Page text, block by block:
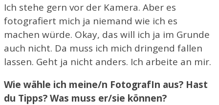
Ich stehe gern vor der Kamera. Aber es
fotografiert mich ja niemand wie ich es
machen würde. Okay, das will ich ja im Grunde
auch nicht. Da muss ich mich dringend fallen
lassen. Geht ja nicht anders. Ich arbeite an mir.
Wie wähle ich meine/n FotografIn aus? Hast
du Tipps? Was muss er/sie können?